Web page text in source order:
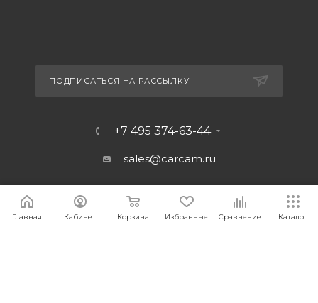
ПОДПИСАТЬСЯ НА РАССЫЛКУ
+7 495 374-63-44
sales@carcam.ru
Главная Кабинет Корзина Избранные Сравнение Каталог